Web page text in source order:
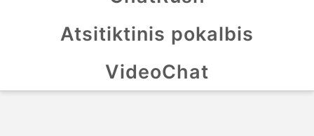
Atsitiktinis pokalbis
VideoChat